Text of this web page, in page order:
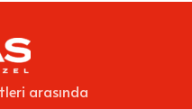
arasında